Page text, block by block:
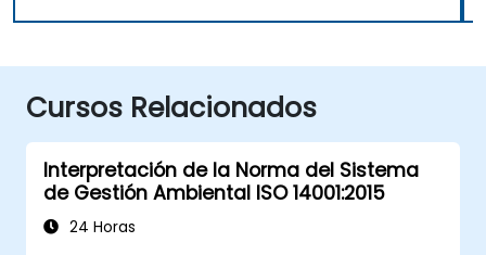
Cursos Relacionados
Interpretación de la Norma del Sistema
de Gestión Ambiental ISO 14001:2015
24 Horas